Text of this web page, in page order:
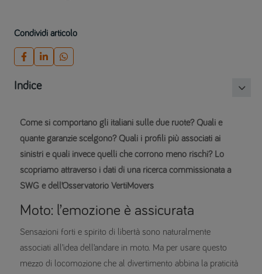
Condividi articolo
Indice
Come si comportano gli italiani sulle due ruote? Quali e
quante garanzie scelgono? Quali i profili più associati ai
sinistri e quali invece quelli che corrono meno rischi? Lo
scopriamo attraverso i dati di una ricerca commissionata a
SWG e dell’Osservatorio VertiMovers
Moto: l’emozione è assicurata
Sensazioni forti e spirito di libertà sono naturalmente
associati all’idea dell’andare in moto. Ma per usare questo
mezzo di locomozione che al divertimento abbina la praticità